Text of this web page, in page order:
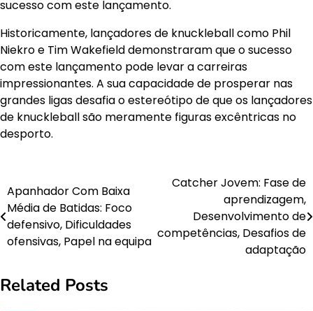
sucesso com este lançamento.
Historicamente, lançadores de knuckleball como Phil
Niekro e Tim Wakefield demonstraram que o sucesso
com este lançamento pode levar a carreiras
impressionantes. A sua capacidade de prosperar nas
grandes ligas desafia o estereótipo de que os lançadores
de knuckleball são meramente figuras excêntricas no
desporto.
Post
navigation
Apanhador Com Baixa
Média de Batidas: Foco
defensivo, Dificuldades
ofensivas, Papel na equipa
Catcher Jovem: Fase de
aprendizagem,
Desenvolvimento de
competências, Desafios de
adaptação
Related Posts